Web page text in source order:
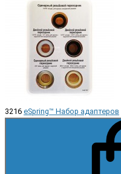
3216 eSpring™ Набор адаптеров